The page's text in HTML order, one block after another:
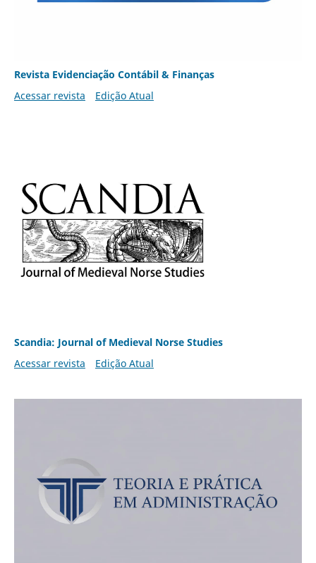
Revista Evidenciação Contábil & Finanças
Acessar revista
Edição Atual
Scandia: Journal of Medieval Norse Studies
Acessar revista
Edição Atual